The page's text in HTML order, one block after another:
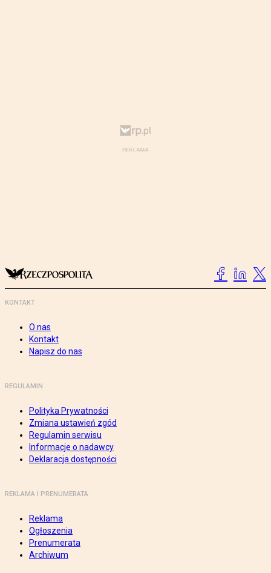
KONTAKT
O nas
Kontakt
Napisz do nas
REGULAMIN
Polityka Prywatności
Zmiana ustawień zgód
Regulamin serwisu
Informacje o nadawcy
Deklaracja dostępności
REKLAMA I PRENUMERATA
Reklama
Ogłoszenia
Prenumerata
Archiwum